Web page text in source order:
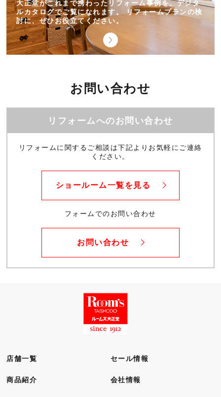
大正堂がこれまで携わったリフォーム事例を、デジタ
ルカタログでご覧になれます。 リフォームプランの検
討に、ぜひお役立てください。
お問い合わせ
リフォームへのお問い合わせ
リフォームに関するご相談は下記よりお気軽にご連絡
ください。
ショールーム一覧を見る
フォームでのお問い合わせ
お問い合わせ
店舗一覧 セール情報
商品紹介 会社情報